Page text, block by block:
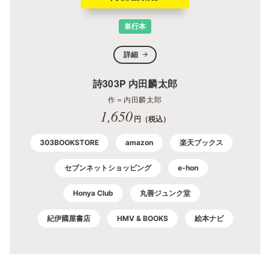
単行本
詳細
詩303P 内田麟太郎
作＝内田麟太郎
1,650 円（税込）
303BOOKSTORE amazon 楽天ブックス
セブンネットショッピング e-hon
Honya Club 丸善ジュンク堂
紀伊國屋書店 HMV & BOOKS 絵本ナビ